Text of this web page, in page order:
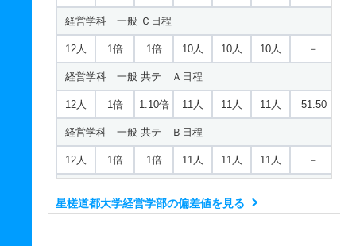
経営学科 一般 Ｃ日程
12人 1倍 1倍 10人 10人 10人 －
経営学科 一般 共テ Ａ日程
12人 1倍 1.10倍 11人 11人 11人 51.50
経営学科 一般 共テ Ｂ日程
12人 1倍 1倍 11人 11人 11人 －
12人 1倍 1倍 11人 11人 11人 －
星槎道都大学経営学部の偏差値を見る